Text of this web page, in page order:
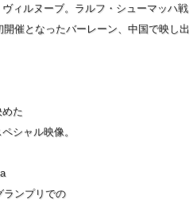
ィルヌーブ。ラルフ・シューマッハ戦
催となったバーレーン、中国で映し出
た
シャル映像。
ンプリでの